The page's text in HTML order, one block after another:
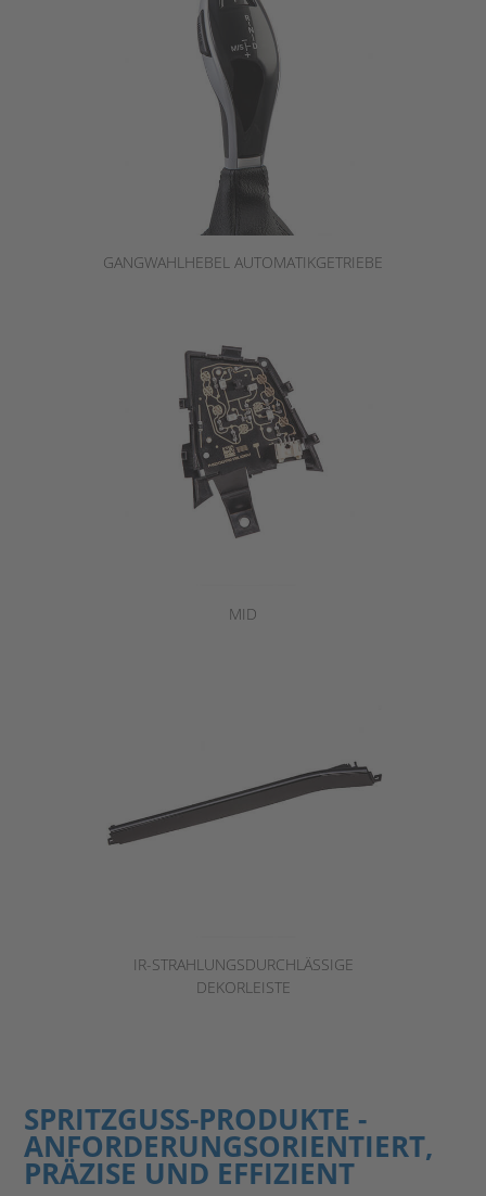
GANGWAHLHEBEL AUTOMATIKGETRIEBE
MID
IR-STRAHLUNGSDURCHLÄSSIGE
DEKORLEISTE
SPRITZGUSS-PRODUKTE -
ANFORDERUNGSORIENTIERT,
PRÄZISE UND EFFIZIENT